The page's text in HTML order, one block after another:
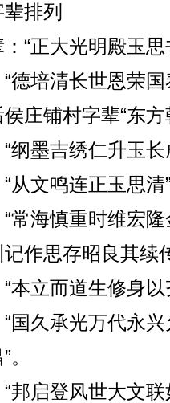
排列
“正大光明殿玉思
德培清长世恩荣国
庄铺村字辈“东
纲墨吉绣仁升玉长
从文鸣连正玉思清
常海慎重时维宏
作思存昭良其续
本立而道生修身
国久承光万代永
邦启登风世大文